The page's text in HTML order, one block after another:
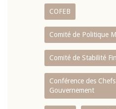
COFEB
Comité de Politique
Comité de Stabilité
Conférence des
Gouvernement